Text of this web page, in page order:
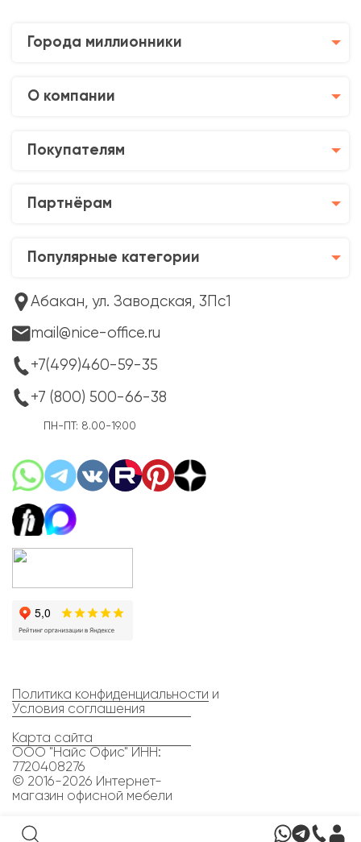
Города миллионники
О компании
Покупателям
Партнёрам
Популярные категории
Абакан, ул. Заводская, 3Пс1
mail@nice-office.ru
+7(499)460-59-35
+7 (800) 500-66-38
ПН-ПТ: 8.00-19.00
Политика конфиденциальности и
Условия соглашения
Карта сайта
ООО "Найс Офис" ИНН:
7720408276
© 2016-2026 Интернет-
магазин офисной мебели